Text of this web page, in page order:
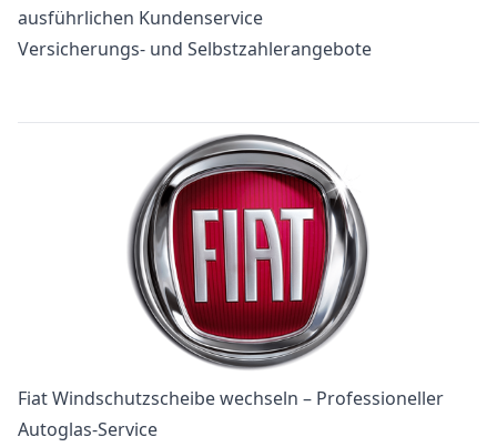
ausführlichen Kundenservice
Versicherungs- und Selbstzahlerangebote
Fiat Windschutzscheibe wechseln – Professioneller
Autoglas-Service